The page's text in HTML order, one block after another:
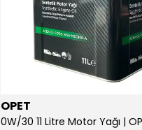
OPET
0W/30 11 Litre Motor Yağı |